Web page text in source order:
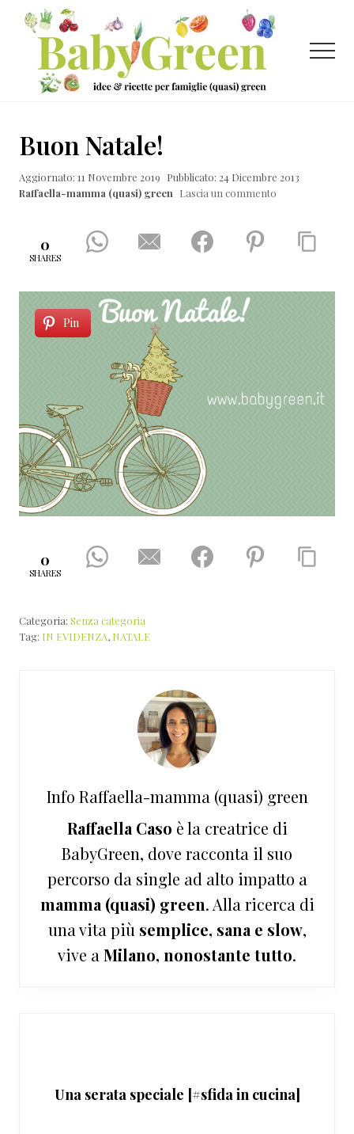
Menu
Passa
contenuto
principale
Passa
laterale
primaria
Passa
ricette
per
green
Menu
Buon Natale!
Aggiornato: 11 Novembre 2019 Pubblicato: 24 Dicembre 2013
Raffaella-mamma (quasi) green Lascia un commento
0
SHARES
Pin
0
SHARES
Categoria: Senza categoria
Tag: IN EVIDENZA, NATALE
Info Raffaella-mamma (quasi) green
Raffaella Caso è la creatrice di
BabyGreen, dove racconta il suo
percorso da single ad alto impatto a
mamma (quasi) green. Alla ricerca di
una vita più semplice, sana e slow,
vive a Milano, nonostante tutto.
Una serata speciale [#sfida in cucina]